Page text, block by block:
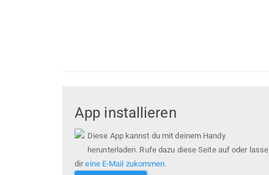
App installieren
Diese App kannst du mit deinem Handy
herunterladen. Rufe dazu diese Seite auf oder lasse
direine E-Mail zukommen.